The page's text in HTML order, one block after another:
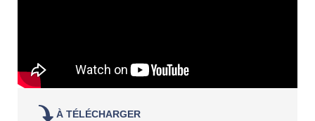
À TÉLÉCHARGER